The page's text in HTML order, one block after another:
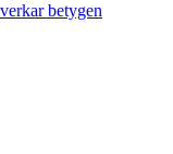
betygen